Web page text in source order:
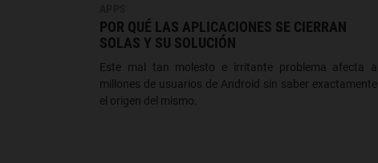
POR QUÉ LAS APLICACIONES SE CIERRAN
SOLAS Y SU SOLUCIÓN
Este mal tan molesto e irritante problema afecta a
millones de usuarios de Android sin saber exactamente
el origen del mismo.